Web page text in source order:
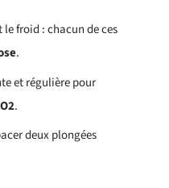
froid : chacun de ces
.
et régulière pour
.
deux plongées